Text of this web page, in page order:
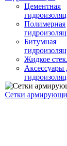
Цементная
Полимерная
Битумная
Жидкое
Аксессуары
Сетки